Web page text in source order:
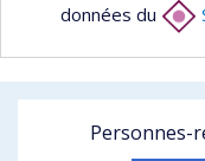
données du
Personnes-